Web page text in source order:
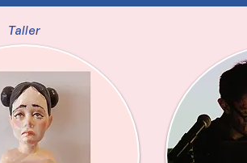
Taller